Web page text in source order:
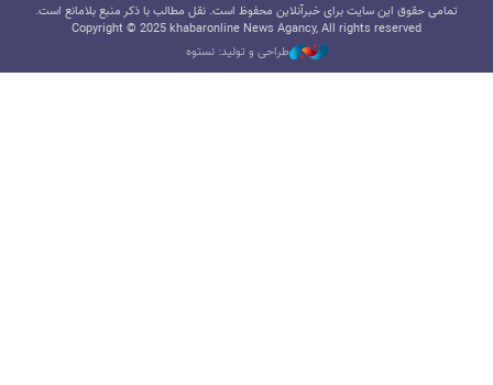
تمامی حقوق این سایت برای خبرآنلاین محفوظ است. نقل مطالب با ذکر منبع بلامانع است.
Copyright © 2025 khabaronline News Agancy, All rights reserved
طراحی و تولید: نستوه